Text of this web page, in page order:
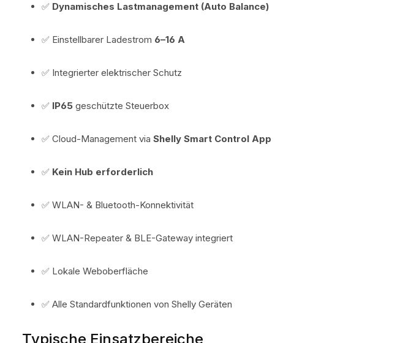
✅ Dynamisches Lastmanagement (Auto Balance)
✅ Einstellbarer Ladestrom 6–16 A
✅ Integrierter elektrischer Schutz
✅ IP65 geschützte Steuerbox
✅ Cloud-Management via Shelly Smart Control App
✅ Kein Hub erforderlich
✅ WLAN- & Bluetooth-Konnektivität
✅ WLAN-Repeater & BLE-Gateway integriert
✅ Lokale Weboberfläche
✅ Alle Standardfunktionen von Shelly Geräten
Typische Einsatzbereiche